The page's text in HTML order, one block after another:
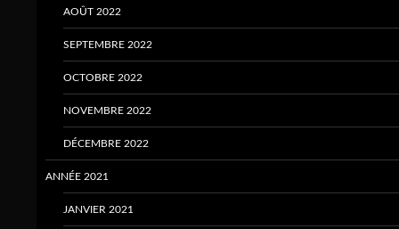
AOÛT 2022
SEPTEMBRE 2022
OCTOBRE 2022
NOVEMBRE 2022
DÉCEMBRE 2022
ANNÉE 2021
JANVIER 2021